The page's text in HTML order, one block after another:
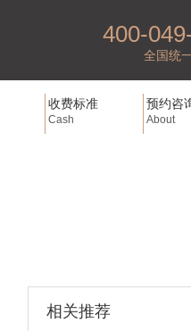
400-
全国统
收费标准
Cash
预约咨
About
相关推荐